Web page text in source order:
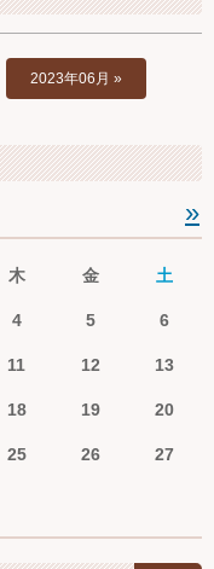
2023年06月 »
»
木 金 土
4 5 6
11 12 13
18 19 20
25 26 27